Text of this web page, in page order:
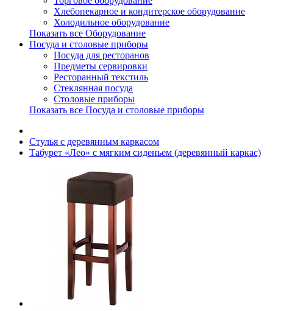
Хлебопекарное и кондитерское оборудование
Холодильное оборудование
Показать все Оборудование
Посуда и столовые приборы
Посуда для ресторанов
Предметы сервировки
Ресторанный текстиль
Стеклянная посуда
Столовые приборы
Показать все Посуда и столовые приборы
Cтулья с деревянным каркасом
Табурет «Лео» с мягким сиденьем (деревянный каркас)